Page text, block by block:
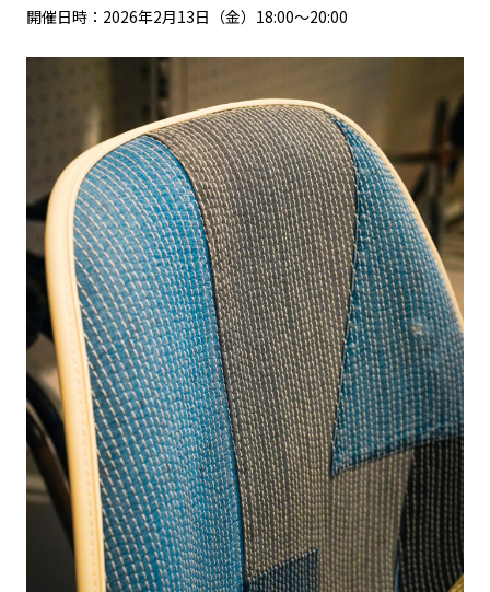
開催日時：2026年2月13日（金）18:00～20:00